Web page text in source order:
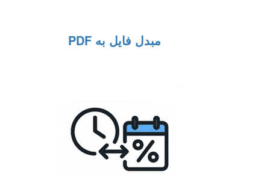
مبدل فایل به PDF